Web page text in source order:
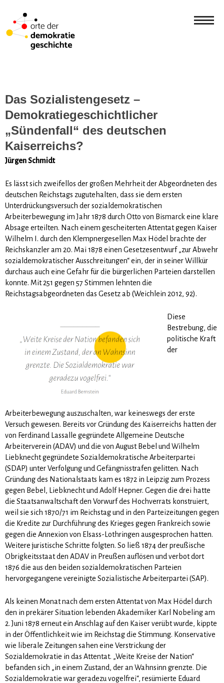
Das Sozialistengesetz –
Demokratiegeschichtlicher
„Sündenfall“ des deutschen
Kaiserreichs?
Jürgen Schmidt
Es lässt sich zweifellos der großen Mehrheit der Abgeordneten des
deutschen Reichstags zugutehal­ten, dass sie dem ersten
Unterdrückungsversuch der sozialdemokratischen
Arbeiterbewegung im Jahr 1878 durch Otto von Bismarck eine klare
Absage erteilten. Nach einem gescheiterten Attentat gegen Kaiser
Wilhelm I. durch den Klempnergesellen Max Hödel brachte der
Reichskanzler am 20. Mai 1878 einen Gesetzesentwurf „zur Abwehr
sozialdemokratischer Ausschreitungen“ ein, der in seiner Willkür
durchaus auch eine Gefahr für die bürgerlichen Parteien darstellen
konnte. Mit 251 ge­gen 57 Stimmen lehnten die
Reichstagsabgeordneten das Gesetz ab (Weichlein 2012, 92).
Diese
Bestrebung, die
politische Kraft
der
Arbeiterbewegung auszuschalten, war keineswegs der erste
Versuch gewesen. Bereits vor Gründung des Kaiserreichs hatten der
von Ferdinand Lassalle gegründete Allgemeine Deutsche
Arbeiterverein (ADAV) und die von August Bebel und Wilhelm
Liebknecht ge­gründete Sozialdemokratische Arbeiterpartei
(SDAP) unter Verfolgung und Gefängnisstrafen gelitten. Nach
Gründung des Nationalstaats kam es 1872 in Leipzig zum Prozess
gegen Bebel, Liebknecht und Adolf Hepner. Gegen die drei hatte
die Staatsanwaltschaft den Vorwurf des Hochverrats konstruiert,
weil sie sich 1870/71 im Reichstag und in den Parteizeitungen gegen
die Kredite zur Durchführung des Krie­ges gegen Frankreich sowie
gegen die Annexion von Elsass-Lothringen ausgesprochen hatten.
Weitere juristische Schritte folgten. So ließ 1874 der preußische
Obrigkeitsstaat den ADAV in Preußen auflösen und verbot dort
1876 die aus den beiden sozialde­mokra­ti­schen Parteien
hervorgegangene vereinigte Sozia­lis­ti­sche Arbeiterpartei (SAP).
Als keinen Monat nach dem ersten Attentat von Max Hödel durch
den in prekärer Situation lebenden Akademiker Karl Nobeling am
2. Juni 1878 erneut ein Anschlag auf den Kaiser verübt wurde, kippte
in der Öffentlichkeit wie im Reichstag die Stimmung. Konservative
wie liberale Zeitungen sahen eine Ver­strickung der
Sozialdemokratie in das Attentat. „Weite Kreise der Nation“
befanden sich „in einem Zu­stand, der an Wahnsinn grenzte. Die
Sozialdemokratie war geradezu vogelfrei“, resümierte Eduard